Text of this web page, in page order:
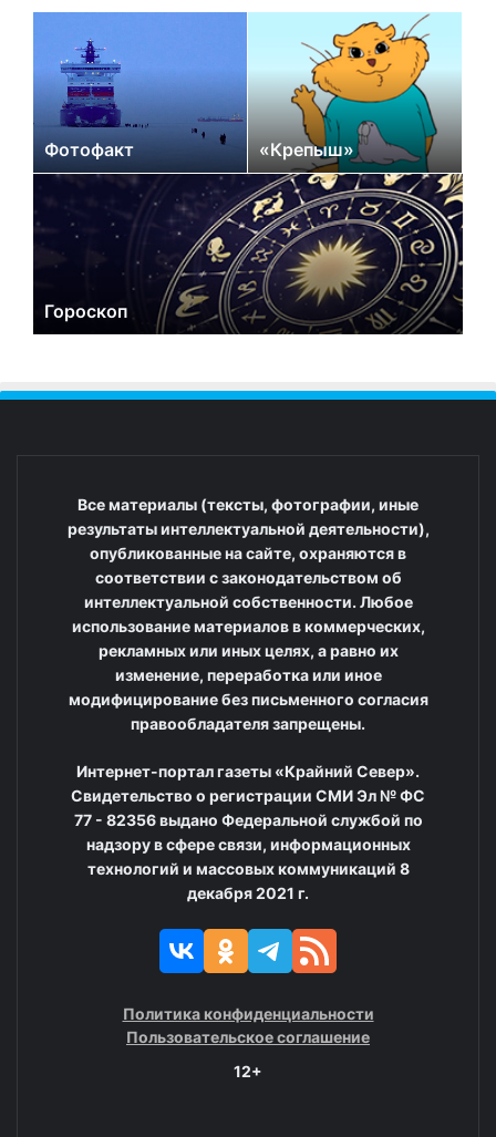
Фотофакт «Крепыш»
Гороскоп
Все материалы (тексты, фотографии, иные
результаты интеллектуальной деятельности),
опубликованные на сайте, охраняются в
соответствии с законодательством об
интеллектуальной собственности. Любое
использование материалов в коммерческих,
рекламных или иных целях, а равно их
изменение, переработка или иное
модифицирование без письменного согласия
правообладателя запрещены.
Интернет-портал газеты «Крайний Север».
Свидетельство о регистрации СМИ Эл № ФС
77 - 82356 выдано Федеральной службой по
надзору в сфере связи, информационных
технологий и массовых коммуникаций 8
декабря 2021 г.
Политика конфиденциальности
Пользовательское соглашение
12+